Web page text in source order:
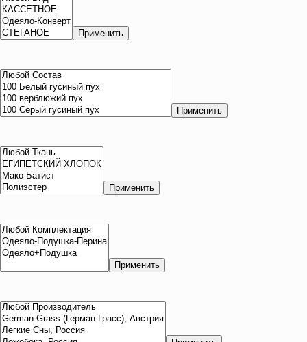
Применить
Применить
Применить
Применить